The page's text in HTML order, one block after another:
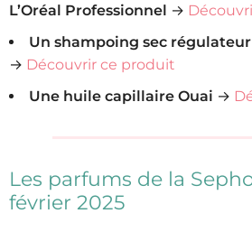
L’Oréal Professionnel →
Un shampoing sec
→ Découvrir ce produit
Une huile capillaire Ouai →
Les parfums de la
février 2025